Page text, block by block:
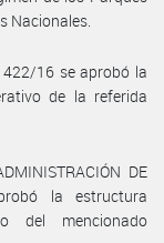
Nacionales.
16 se aprobó la
de la referida
DE
la estructura
del mencionado